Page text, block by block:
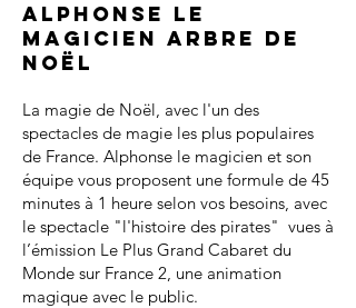
Alphonse le
magicien arbre de
noël
La magie de Noël, avec l'un des
spectacles de magie les plus populaires
de France. Alphonse le magicien et son
équipe vous proposent une formule de 45
minutes à 1 heure selon vos besoins, avec
le spectacle "l'histoire des pirates" vues à
l’émission Le Plus Grand Cabaret du
Monde sur France 2, une animation
magique avec le public.